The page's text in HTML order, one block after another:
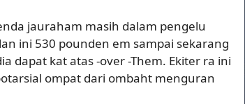
jauraham masih dalam pengelu
ini 530 pounden em sampai sekarang
dapat kat atas -over -Them. Ekiter ra ini
ompat dari ombaht menguran